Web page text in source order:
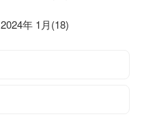
2024年 1月(18)